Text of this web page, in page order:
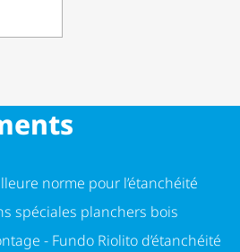
norme pour l’étanchéité
pour l’étanchéité
spéciales planchers bois
planchers bois
- Fundo Riolito d’étanchéité
Riolito d’étanchéité d’angle